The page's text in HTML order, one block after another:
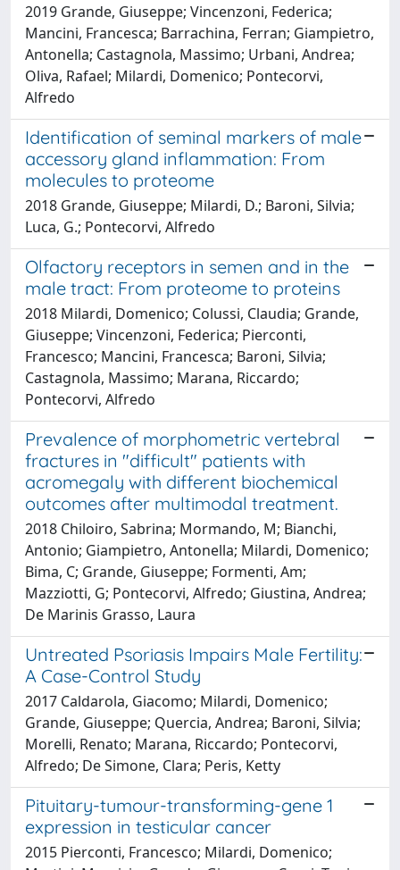
2019 Grande, Giuseppe; Vincenzoni, Federica;
Mancini, Francesca; Barrachina, Ferran; Giampietro,
Antonella; Castagnola, Massimo; Urbani, Andrea;
Oliva, Rafael; Milardi, Domenico; Pontecorvi,
Alfredo
Identification of seminal markers of male
accessory gland inflammation: From
molecules to proteome
2018 Grande, Giuseppe; Milardi, D.; Baroni, Silvia;
Luca, G.; Pontecorvi, Alfredo
Olfactory receptors in semen and in the
male tract: From proteome to proteins
2018 Milardi, Domenico; Colussi, Claudia; Grande,
Giuseppe; Vincenzoni, Federica; Pierconti,
Francesco; Mancini, Francesca; Baroni, Silvia;
Castagnola, Massimo; Marana, Riccardo;
Pontecorvi, Alfredo
Prevalence of morphometric vertebral
fractures in "difficult" patients with
acromegaly with different biochemical
outcomes after multimodal treatment.
2018 Chiloiro, Sabrina; Mormando, M; Bianchi,
Antonio; Giampietro, Antonella; Milardi, Domenico;
Bima, C; Grande, Giuseppe; Formenti, Am;
Mazziotti, G; Pontecorvi, Alfredo; Giustina, Andrea;
De Marinis Grasso, Laura
Untreated Psoriasis Impairs Male Fertility:
A Case-Control Study
2017 Caldarola, Giacomo; Milardi, Domenico;
Grande, Giuseppe; Quercia, Andrea; Baroni, Silvia;
Morelli, Renato; Marana, Riccardo; Pontecorvi,
Alfredo; De Simone, Clara; Peris, Ketty
Pituitary-tumour-transforming-gene 1
expression in testicular cancer
2015 Pierconti, Francesco; Milardi, Domenico;